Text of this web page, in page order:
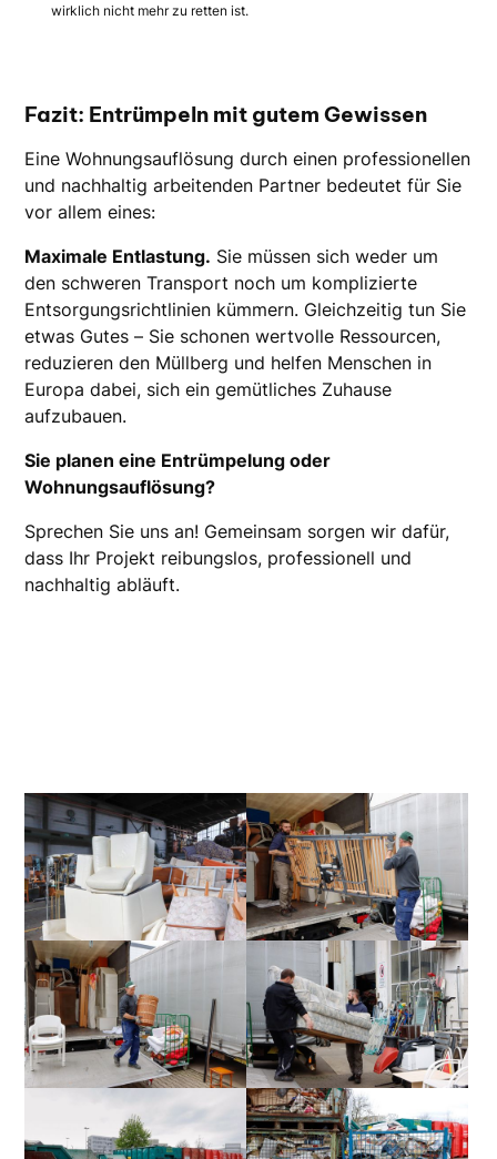
wirklich nicht mehr zu retten ist.
Fazit: Entrümpeln mit gutem Gewissen
Eine Wohnungsauflösung durch einen professionellen
und nachhaltig arbeitenden Partner bedeutet für Sie
vor allem eines:
Maximale Entlastung. Sie müssen sich weder um
den schweren Transport noch um komplizierte
Entsorgungsrichtlinien kümmern. Gleichzeitig tun Sie
etwas Gutes – Sie schonen wertvolle Ressourcen,
reduzieren den Müllberg und helfen Menschen in
Europa dabei, sich ein gemütliches Zuhause
aufzubauen.
Sie planen eine Entrümpelung oder
Wohnungsauflösung?
Sprechen Sie uns an! Gemeinsam sorgen wir dafür,
dass Ihr Projekt reibungslos, professionell und
nachhaltig abläuft.